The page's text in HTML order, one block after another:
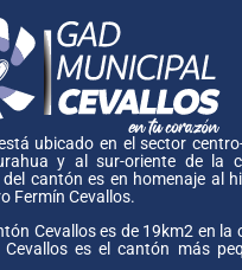
ubicado en el sector
y al sur-oriente de la
cantón es en homenaje al
Fermín Cevallos.
Cevallos es de 19km2 en la
es el cantón más